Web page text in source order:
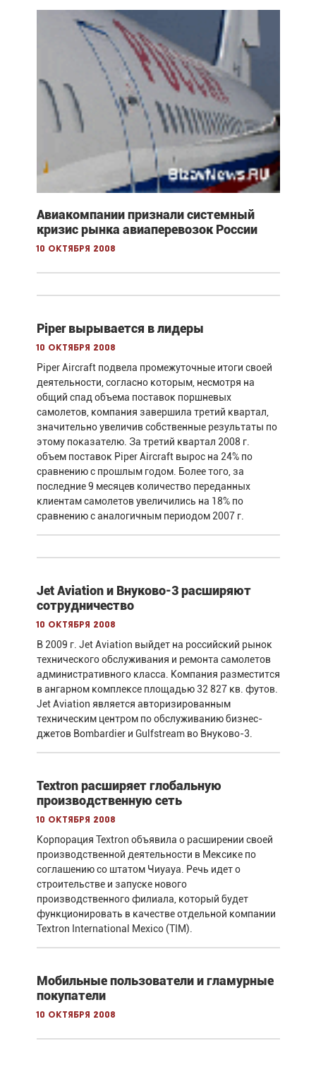
Авиакомпании признали системный
кризис рынка авиаперевозок России
10 октября 2008
Piper вырывается в лидеры
10 октября 2008
Piper Aircraft подвела промежуточные итоги своей
деятельности, согласно которым, несмотря на
общий спад объема поставок поршневых
самолетов, компания завершила третий квартал,
значительно увеличив собственные результаты по
этому показателю. За третий квартал 2008 г.
объем поставок Piper Aircraft вырос на 24% по
сравнению с прошлым годом. Более того, за
последние 9 месяцев количество переданных
клиентам самолетов увеличились на 18% по
сравнению с аналогичным периодом 2007 г.
Jet Aviation и Внуково-3 расширяют
сотрудничество
10 октября 2008
В 2009 г. Jet Aviation выйдет на российский рынок
технического обслуживания и ремонта самолетов
административного класса. Компания разместится
в ангарном комплексе площадью 32 827 кв. футов.
Jet Aviation является авторизированным
техническим центром по обслуживанию бизнес-
джетов Bombardier и Gulfstream во Внуково-3.
Textron расширяет глобальную
производственную сеть
10 октября 2008
Корпорация Textron объявила о расширении своей
производственной деятельности в Мексике по
соглашению со штатом Чиуауа. Речь идет о
строительстве и запуске нового
производственного филиала, который будет
функционировать в качестве отдельной компании
Textron International Mexico (TIM).
Мобильные пользователи и гламурные
покупатели
10 октября 2008